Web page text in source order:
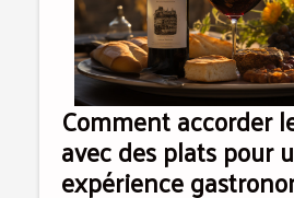
Comment accorder
avec des plats pour
expérience